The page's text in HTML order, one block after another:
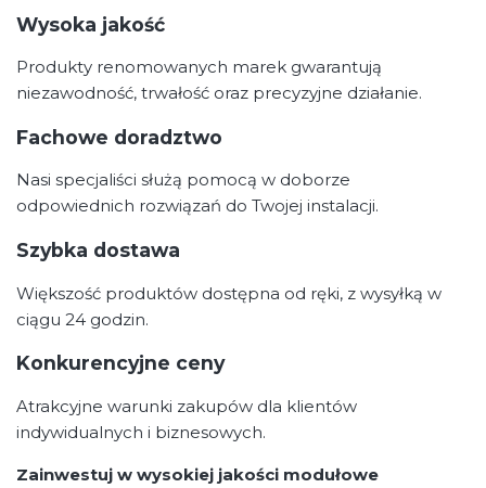
Wysoka jakość
Produkty renomowanych marek gwarantują
niezawodność, trwałość oraz precyzyjne działanie.
Fachowe doradztwo
Nasi specjaliści służą pomocą w doborze
odpowiednich rozwiązań do Twojej instalacji.
Szybka dostawa
Większość produktów dostępna od ręki, z wysyłką w
ciągu 24 godzin.
Konkurencyjne ceny
Atrakcyjne warunki zakupów dla klientów
indywidualnych i biznesowych.
Zainwestuj w wysokiej jakości modułowe